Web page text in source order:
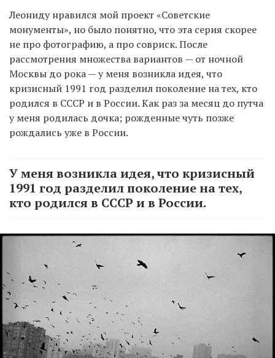
Леониду нравился мой проект «Советские
монументы», но было понятно, что эта серия скорее
не про фотографию, а про совриск. После
рассмотрения множества вариантов — от ночной
Москвы до рока — у меня возникла идея, что
кризисный 1991 год разделил поколение на тех, кто
родился в СССР и в России. Как раз за месяц до путча
у меня родилась дочка; рожденные чуть позже
рождались уже в России.
У меня возникла идея, что кризисный
1991 год разделил поколение на тех,
кто родился в СССР и в России.